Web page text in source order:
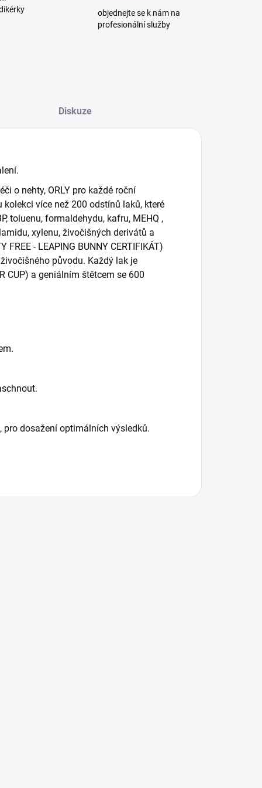
objednejte se k nám na
profesionální služby
Diskuze
o nehty, ORLY pro každé roční
více než 200 odstínů laků, které
toluenu, formaldehydu, kafru, MEHQ ,
xylenu, živočišných derivátů a
- LEAPING BUNNY CERTIFIKÁT)
původu. Každý lak je
CUP) a geniálním štětcem se 600
pro dosažení optimálních výsledků.